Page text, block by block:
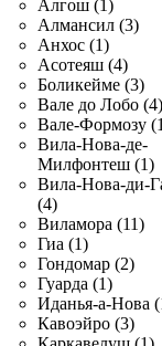
Алгош (1)
Алмансил (3)
Анхос (1)
Асотеяш (4)
Боликейме (3)
Вале до Лобо (4)
Вале-Формозу
Вила-Нова-де-
Милфонтеш (1)
Вила-Нова-ди-
(4)
Виламора (11)
Гиа (1)
Гондомар (2)
Гуарда (1)
Иданья-а-Нова
Кавоэйро (3)